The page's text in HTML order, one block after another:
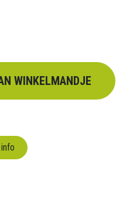
WINKELMANDJE